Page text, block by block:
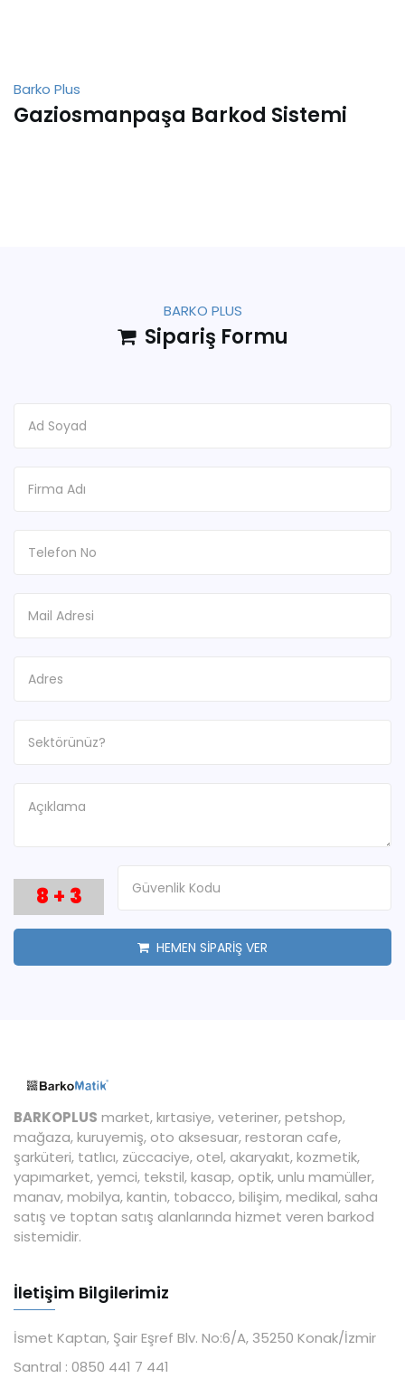
Barko Plus
Gaziosmanpaşa Barkod Sistemi
BARKO PLUS
Sipariş Formu
8 + 3
HEMEN SİPARİŞ VER
BARKOPLUS market, kırtasiye, veteriner, petshop,
mağaza, kuruyemiş, oto aksesuar, restoran cafe,
şarküteri, tatlıcı, züccaciye, otel, akaryakıt, kozmetik,
yapımarket, yemci, tekstil, kasap, optik, unlu mamüller,
manav, mobilya, kantin, tobacco, bilişim, medikal, saha
satış ve toptan satış alanlarında hizmet veren barkod
sistemidir.
İletişim Bilgilerimiz
İsmet Kaptan, Şair Eşref Blv. No:6/A, 35250 Konak/İzmir
Santral : 0850 441 7 441